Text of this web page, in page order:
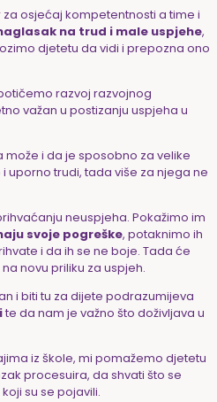
osjećaj kompetentnosti a time i
na trud i male uspjehe,
djetetu da vidi i prepozna ono
razvoj razvojnog
važan u postizanju uspjeha u
i da je sposobno za velike
uporno trudi, tada više za njega ne
neuspjeha. Pokažimo im
svoje pogreške, potaknimo ih
i da ih se ne boje. Tada će
novu priliku za uspjeh.
i biti tu za dijete podrazumijeva
te da nam je važno što doživljava u
iz škole, mi pomažemo djetetu
procesuira, da shvati što se
su se pojavili.